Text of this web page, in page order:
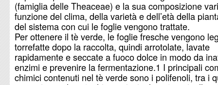
(famiglia delle Theaceae) e la sua composizione
funzione del clima, della varietà e dell’età della
del sistema con cui le foglie vengono trattate.
Per ottenere il tè verde, le foglie fresche vengono
torrefatte dopo la raccolta, quindi arrotolate, lavate
rapidamente e seccate a fuoco dolce in modo da
enzimi e prevenire la fermentazione.1 I principali
chimici contenuti nel tè verde sono i polifenoli, tra i